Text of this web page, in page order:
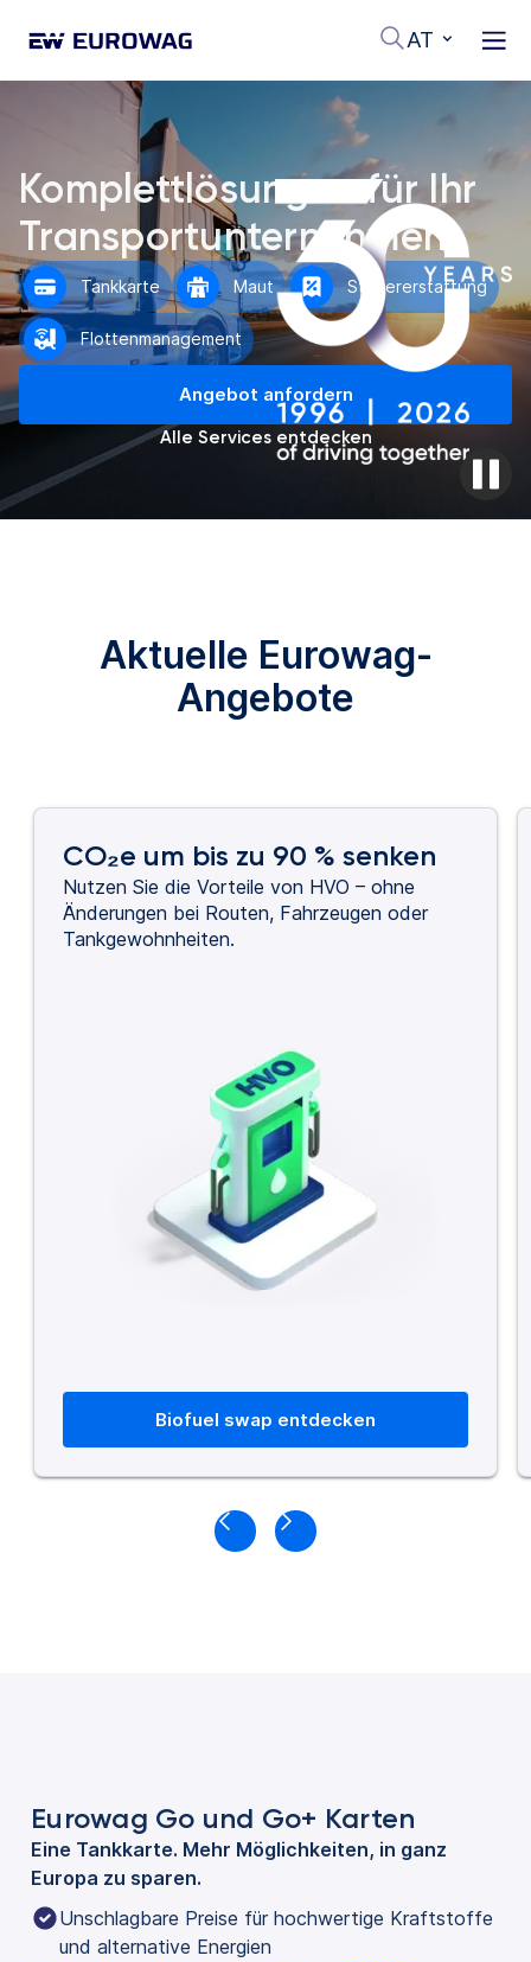
AT
Komplettlösungen für Ihr
Transportunternehmen
Tankkarte Maut Steuererstattung
Flottenmanagement
Angebot anfordern
Alle Services entdecken
Aktuelle Eurowag-
Angebote
CO₂e um bis zu 90 % senken
Nutzen Sie die Vorteile von HVO – ohne
Änderungen bei Routen, Fahrzeugen oder
Tankgewohnheiten.
Biofuel swap entdecken
Eurowag Go und Go+ Karten
Eine Tankkarte. Mehr Möglichkeiten, in ganz
Europa zu sparen.
Unschlagbare Preise für hochwertige Kraftstoffe
und alternative Energien